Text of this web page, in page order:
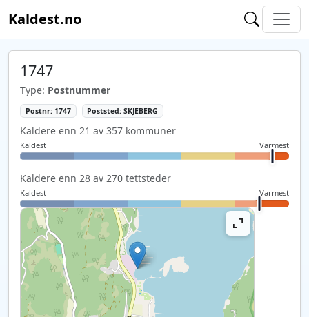
Kaldest.no
1747
Type: Postnummer
Postnr: 1747 Poststed: SKJEBERG
Kaldere enn 21 av 357 kommuner
Kaldest Varmest
Kaldere enn 28 av 270 tettsteder
Kaldest Varmest